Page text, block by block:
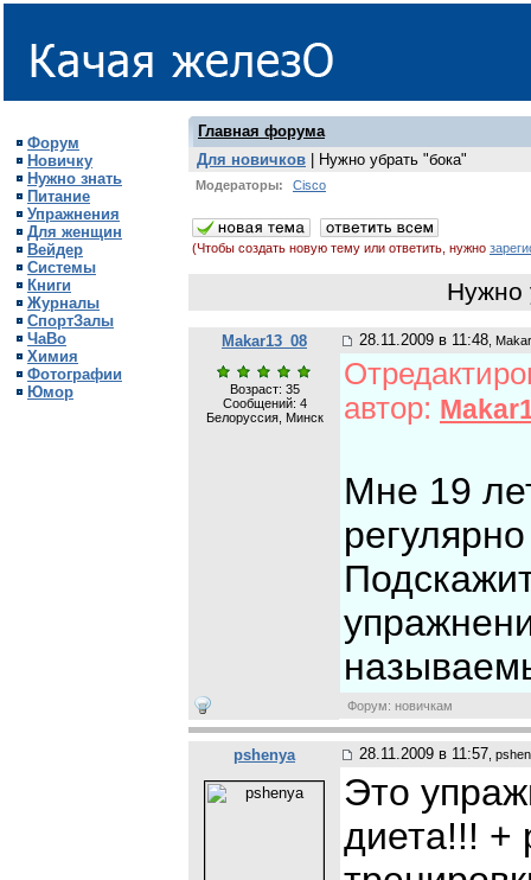
Форум
Новичку
Нужно знать
Питание
Упражнения
Для женщин
Вейдер
Системы
Книги
Журналы
СпортЗалы
ЧаВо
Химия
Фотографии
Юмор
Главная форума
Для новичков | Нужно убрать "бока"
Модераторы: Cisco
(Чтобы создать новую тему или ответить, нужно
Нужно
Makar13_08 28.11.2009 в 11:48 ,
Возраст: 35
Сообщений: 4
Белоруссия, Минск
автор:
Мне 19
Форум: новичкам
pshenya 28.11.2009 в 11:57 ,
Это
диета!!! +